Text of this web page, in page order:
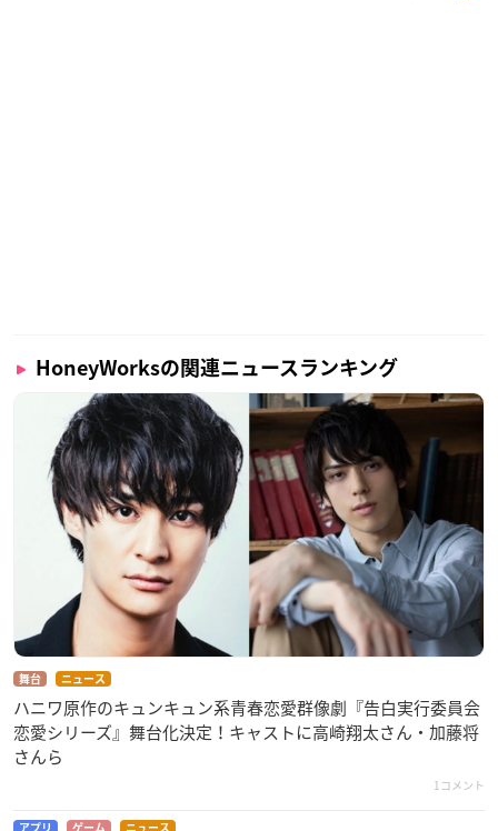
HoneyWorksの関連ニュースランキング
舞台 ニュース
ハニワ原作のキュンキュン系青春恋愛群像劇『告白実行委員会
恋愛シリーズ』舞台化決定！キャストに高崎翔太さん・加藤将
さんら
1コメント
アプリ ゲーム ニュース